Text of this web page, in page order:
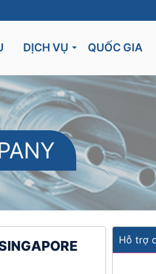
DỊCH VỤ QUỐC GIA
Mauritius
Seychelles
Hỗ trợ